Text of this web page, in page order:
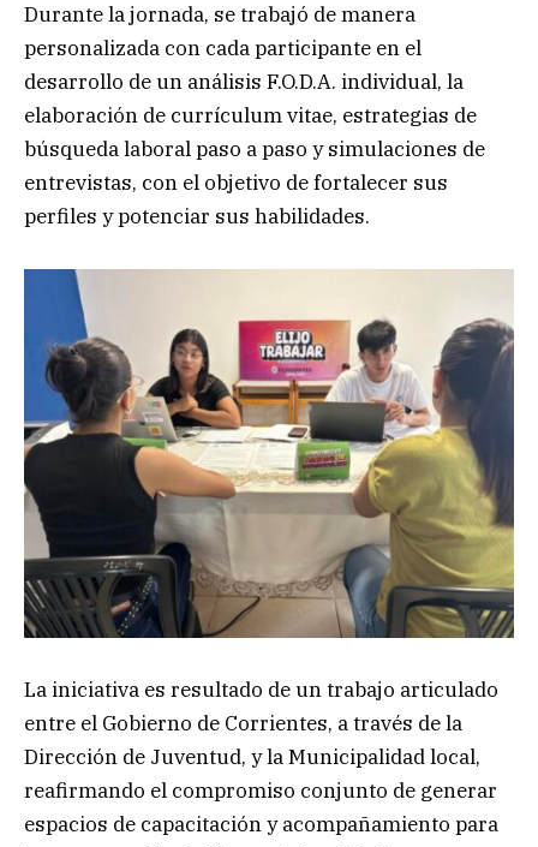
Durante la jornada, se trabajó de manera
personalizada con cada participante en el
desarrollo de un análisis F.O.D.A. individual, la
elaboración de currículum vitae, estrategias de
búsqueda laboral paso a paso y simulaciones de
entrevistas, con el objetivo de fortalecer sus
perfiles y potenciar sus habilidades.
La iniciativa es resultado de un trabajo articulado
entre el Gobierno de Corrientes, a través de la
Dirección de Juventud, y la Municipalidad local,
reafirmando el compromiso conjunto de generar
espacios de capacitación y acompañamiento para